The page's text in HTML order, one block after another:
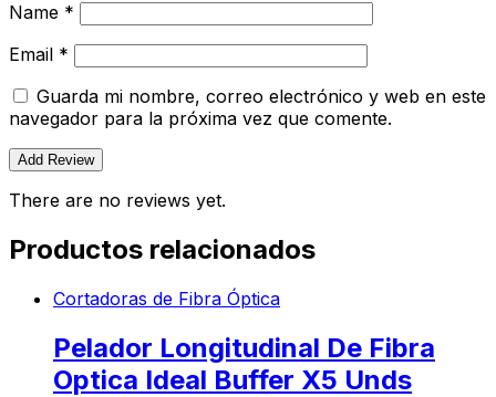
Name *
Email *
Guarda mi nombre, correo electrónico y web en este
navegador para la próxima vez que comente.
There are no reviews yet.
Productos relacionados
Cortadoras de Fibra Óptica
Pelador Longitudinal De Fibra
Optica Ideal Buffer X5 Unds